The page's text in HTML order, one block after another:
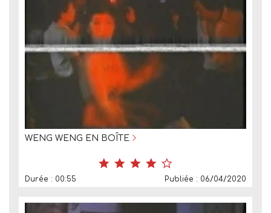
WENG WENG EN BOÎTE
Durée : 00:55 Publiée : 06/04/2020